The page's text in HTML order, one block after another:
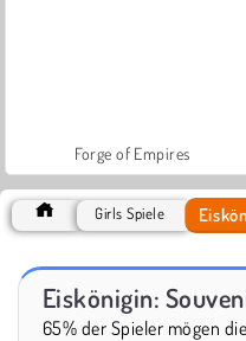
Forge of Empires
Girls Spiele
Eiskönigin:
65% der Spieler mögen